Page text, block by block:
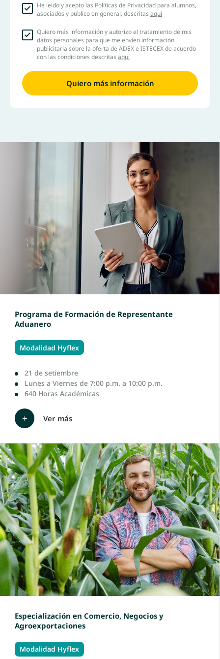
He leído y acepto las Políticas de Privacidad para alumnos,
asociados y público en general, descritas aquí
Quiero más información y autorizo el tratamiento de mis
datos personales para que me envíen información
publicitaria sobre la oferta de ADEX e ISTECEX de acuerdo
con las condiciones descritas aquí
Quiero más información
Programa de Formación de Representante
Aduanero
Modalidad Hyflex
21 de setiembre
Lunes a Viernes de 7:00 p.m. a 10:00 p.m.
640 Horas Académicas
Ver más
Especialización en Comercio, Negocios y
Agroexportaciones
Modalidad Hyflex